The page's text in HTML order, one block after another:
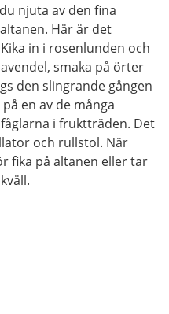
njuta av den fina
Här är det
in i rosenlunden och
smaka på örter
den slingrande gången
en av de många
i fruktträden. Det
och rullstol. När
fika på altanen eller tar